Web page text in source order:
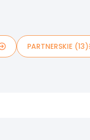
PARTNERSKIE (13)